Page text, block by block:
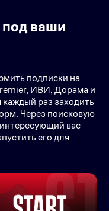
ваши
подписки на
ИВИ, Дорама и
раз заходить
Через поисковую
вас
его для